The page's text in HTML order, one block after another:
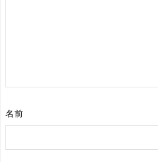
名前